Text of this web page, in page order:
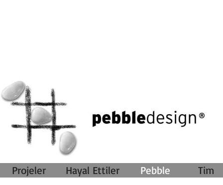
Projeler Hayal Ettiler Pebble Tim